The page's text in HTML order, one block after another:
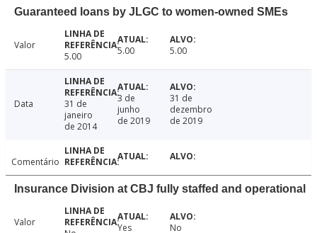
Guaranteed loans by JLGC to women-owned SMEs
Valor
5.00
5.00 5.00
Data
31 de
janeiro
de 2014
3 de
junho
de 2019
31 de
dezembro
de 2019
Comentário
Insurance Division at CBJ fully staffed and operational
Valor
Yes No